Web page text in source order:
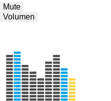
Mute
Volumen